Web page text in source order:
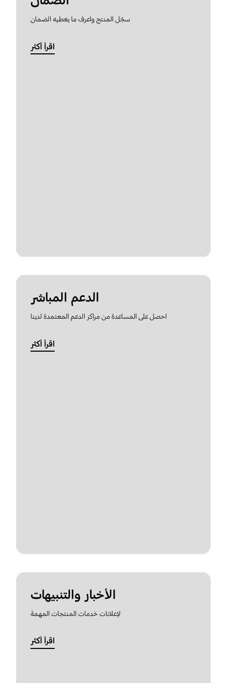
سجّل المنتج واعرف ما يغطيه الضمان
اقرأ أكثر
الدعم المباشر
احصل على المساعدة من مراكز الدعم المعتمدة لدينا
اقرأ أكثر
الأخبار والتنبيهات
لإعلانات خدمات المنتجات المهمة
اقرأ أكثر